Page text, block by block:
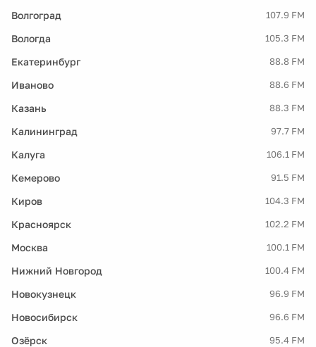
Волгоград 107.9 FM
Вологда 105.3 FM
Екатеринбург 88.8 FM
Иваново 88.6 FM
Казань 88.3 FM
Калининград 97.7 FM
Калуга 106.1 FM
Кемерово 91.5 FM
Киров 104.3 FM
Красноярск 102.2 FM
Москва 100.1 FM
Нижний Новгород 100.4 FM
Новокузнецк 96.9 FM
Новосибирск 96.6 FM
Озёрск 95.4 FM